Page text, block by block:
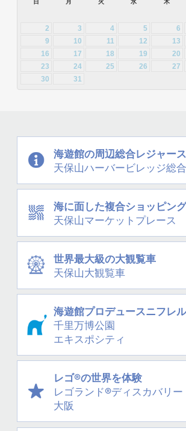
2013年2月 [26] 2013
日 月 火 水 木
2
3 4 5 6
9
10 11 12 13
16
17 18 19 20
23
24 25 26 27
30
31
海遊館の周辺総合レジャー
天保山ハーバービレッジ総
海に面した複合ショッピン
天保山マーケットプレース
世界最大級の大観覧車
天保山大観覧車
海遊館プロデュースニフレ
千里万博公園
エキスポシティ
レゴ®の世界を体験
レゴランド®ディスカバリー
大阪